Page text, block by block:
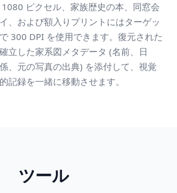
ピクセル、家族歴史の本、同窓会
、および額入りプリントにはターゲッ
300 DPI を使用できます。復元された
立した家系図メタデータ (名前、日
、元の写真の出典) を添付して、視覚
記録を一緒に移動させます。
ツール